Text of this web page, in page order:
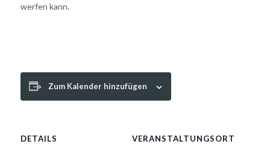
werfen kann.
Zum Kalender hinzufügen
DETAILS VERANSTALTUNGSORT